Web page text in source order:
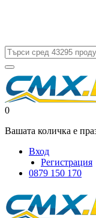
0
Вашата количка е
Вход
Регистрация
0879 150 170